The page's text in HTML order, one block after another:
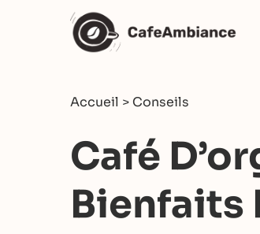
Accueil > Conseils
Café
Bienfaits